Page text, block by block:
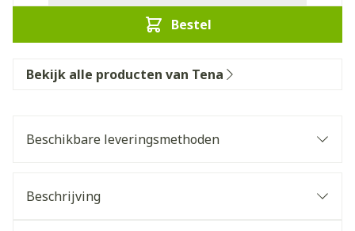
Bestel
Bekijk alle producten van Tena
Beschikbare leveringsmethoden
Beschrijving